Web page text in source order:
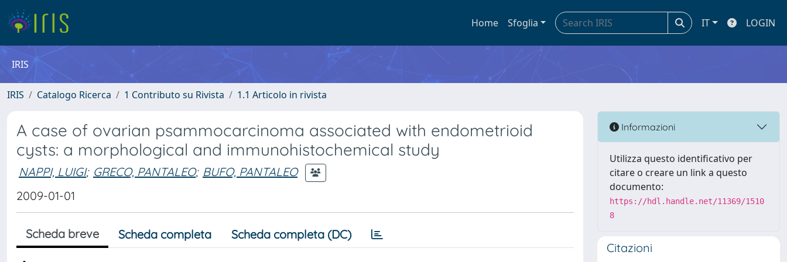
Home Sfoglia IT LOGIN
IRIS
IRIS Catalogo Ricerca 1 Contributo su Rivista 1.1 Articolo in rivista
A case of ovarian psammocarcinoma associated with endometrioid
cysts: a morphological and immunohistochemical study
NAPPI, LUIGI; GRECO, PANTALEO; BUFO, PANTALEO
2009-01-01
Scheda breve Scheda completa Scheda completa (DC)
Informazioni
Utilizza questo identificativo per
citare o creare un link a questo
documento:
https://hdl.handle.net/11369/1510
8
Citazioni